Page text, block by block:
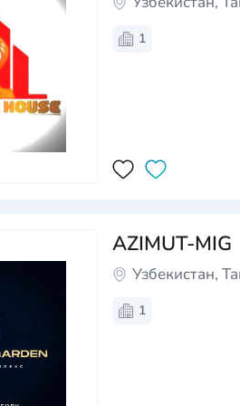
1
AZIMUT-MIG
Узбекистан,
1